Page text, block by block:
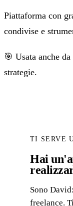
Piattaforma con
condivise e
🎯 Usata anche
strategie.
TI SERVE
Hai
Sono
freelance.